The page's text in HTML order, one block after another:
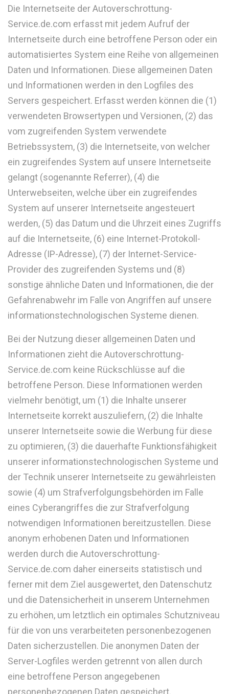
Die Internetseite der Autoverschrottung-
Service.de.com erfasst mit jedem Aufruf der
Internetseite durch eine betroffene Person oder ein
automatisiertes System eine Reihe von allgemeinen
Daten und Informationen. Diese allgemeinen Daten
und Informationen werden in den Logfiles des
Servers gespeichert. Erfasst werden können die (1)
verwendeten Browsertypen und Versionen, (2) das
vom zugreifenden System verwendete
Betriebssystem, (3) die Internetseite, von welcher
ein zugreifendes System auf unsere Internetseite
gelangt (sogenannte Referrer), (4) die
Unterwebseiten, welche über ein zugreifendes
System auf unserer Internetseite angesteuert
werden, (5) das Datum und die Uhrzeit eines Zugriffs
auf die Internetseite, (6) eine Internet-Protokoll-
Adresse (IP-Adresse), (7) der Internet-Service-
Provider des zugreifenden Systems und (8)
sonstige ähnliche Daten und Informationen, die der
Gefahrenabwehr im Falle von Angriffen auf unsere
informationstechnologischen Systeme dienen.
Bei der Nutzung dieser allgemeinen Daten und
Informationen zieht die Autoverschrottung-
Service.de.com keine Rückschlüsse auf die
betroffene Person. Diese Informationen werden
vielmehr benötigt, um (1) die Inhalte unserer
Internetseite korrekt auszuliefern, (2) die Inhalte
unserer Internetseite sowie die Werbung für diese
zu optimieren, (3) die dauerhafte Funktionsfähigkeit
unserer informationstechnologischen Systeme und
der Technik unserer Internetseite zu gewährleisten
sowie (4) um Strafverfolgungsbehörden im Falle
eines Cyberangriffes die zur Strafverfolgung
notwendigen Informationen bereitzustellen. Diese
anonym erhobenen Daten und Informationen
werden durch die Autoverschrottung-
Service.de.com daher einerseits statistisch und
ferner mit dem Ziel ausgewertet, den Datenschutz
und die Datensicherheit in unserem Unternehmen
zu erhöhen, um letztlich ein optimales Schutzniveau
für die von uns verarbeiteten personenbezogenen
Daten sicherzustellen. Die anonymen Daten der
Server-Logfiles werden getrennt von allen durch
eine betroffene Person angegebenen
personenbezogenen Daten gespeichert.